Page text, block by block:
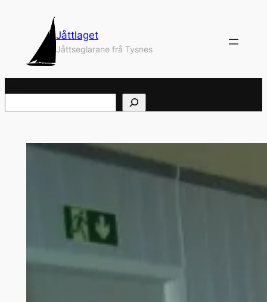
Jåttlaget
Jåttseglarane frå Tysnes